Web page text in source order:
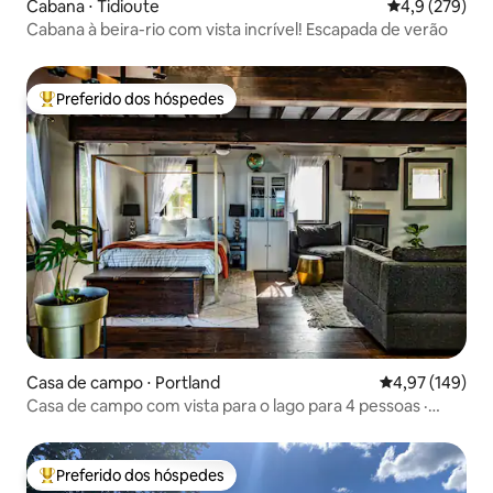
Cabana ⋅ Tidioute 4,9 de uma
4,9 (279)
Cabana à beira-rio com vista incrível! Escapada de verão
Entre os melhores preferidos dos hóspedes
Preferido dos hóspedes
Casa de campo ⋅ Portland 4,97 de uma
4,97 (149)
Casa de campo com vista para o lago para 4 pessoas ·
Entre os melhores preferidos dos hóspedes
Preferido dos hóspedes